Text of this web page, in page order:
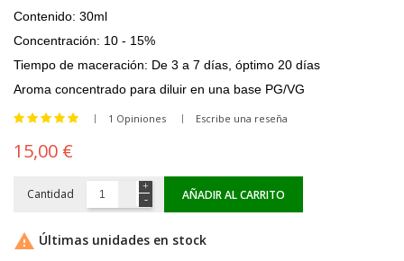
Contenido: 30ml
Concentración: 10 - 15%
Tiempo de maceración: De 3 a 7 días, óptimo 20 días
Aroma concentrado para diluir en una base PG/VG
1 Opiniones Escribe una reseña
15,00 €
Cantidad AÑADIR AL CARRITO
 Últimas unidades en stock